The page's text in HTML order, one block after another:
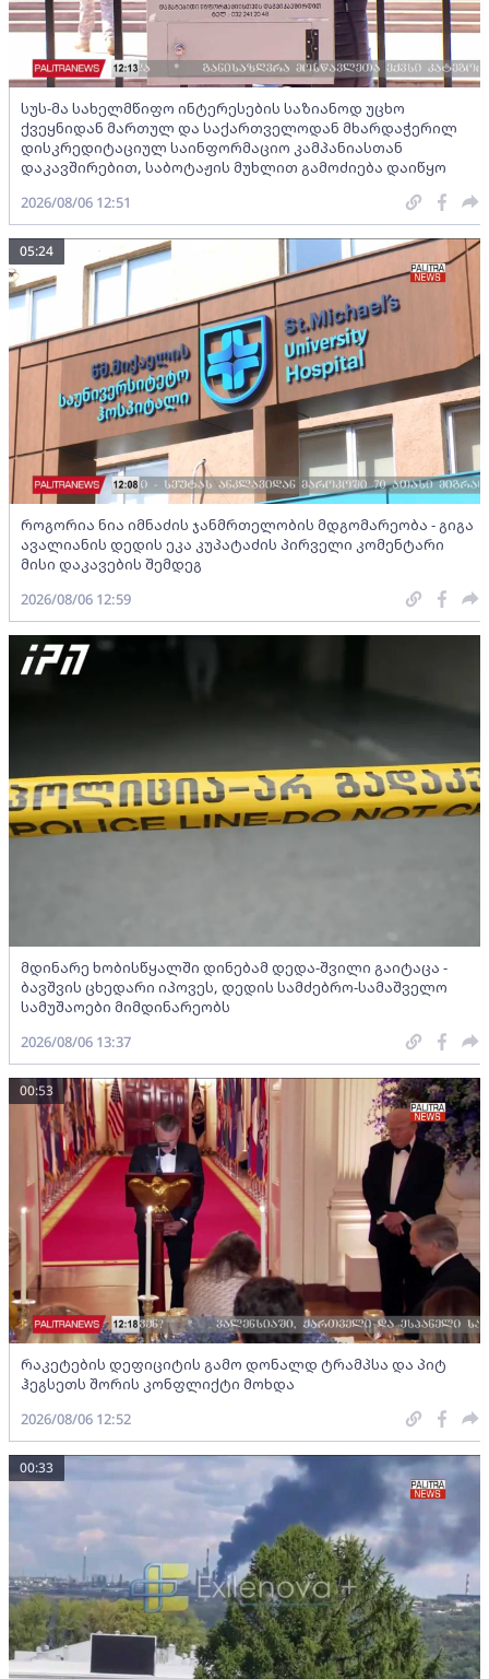
სუს-მა სახელმწიფო ინტერესების საზიანოდ უცხო
ქვეყნიდან მართულ და საქართველოდან მხარდაჭერილ
დისკრედიტაციულ საინფორმაციო კამპანიასთან
დაკავშირებით, საბოტაჟის მუხლით გამოძიება დაიწყო
2026/08/06 12:51
როგორია ნია იმნაძის ჯანმრთელობის მდგომარეობა - გიგა
ავალიანის დედის ეკა კუპატაძის პირველი კომენტარი
მისი დაკავების შემდეგ
05:24
2026/08/06 12:59
მდინარე ხობისწყალში დინებამ დედა-შვილი გაიტაცა -
ბავშვის ცხედარი იპოვეს, დედის სამძებრო-სამაშველო
სამუშაოები მიმდინარეობს
2026/08/06 13:37
რაკეტების დეფიციტის გამო დონალდ ტრამპსა და პიტ
ჰეგსეთს შორის კონფლიქტი მოხდა
00:53
2026/08/06 12:52
00:33